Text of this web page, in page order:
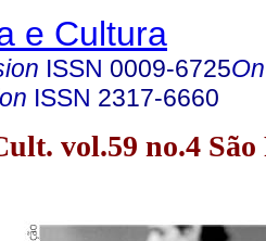
e Cultura
ISSN 0009-6725
ISSN 2317-6660
vol.59 no.4